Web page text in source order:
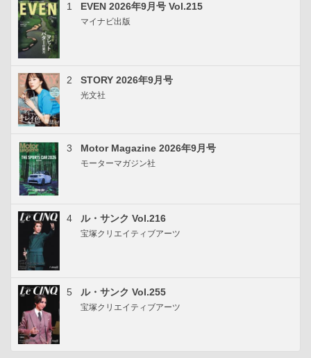
1 EVEN 2026年9月号 Vol.215
マイナビ出版
2 STORY 2026年9月号
光文社
3 Motor Magazine 2026年9月号
モーターマガジン社
4 ル・サンク Vol.216
宝塚クリエイティブアーツ
5 ル・サンク Vol.255
宝塚クリエイティブアーツ